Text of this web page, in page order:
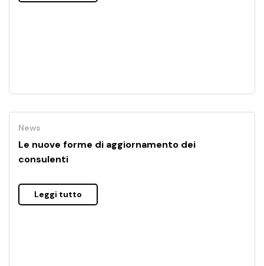
News
Le nuove forme di aggiornamento dei
consulenti
Leggi tutto